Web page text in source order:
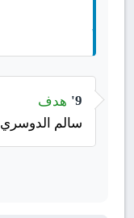
9' هدف
سالم الدوسري